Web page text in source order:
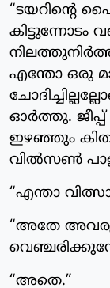
“ടയറിന്റെ
കിട്ടുന്നോടം
എന്തോ ഒരു
ഓർത്തു. ജീപ്പ്
ഇഴഞ്ഞും
വിൽസൺ
“എന്താ
“അതേ
“അതെ.”